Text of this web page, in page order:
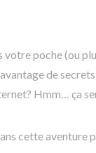
votre poche (ou
de
Hmm… ça
cette aventure